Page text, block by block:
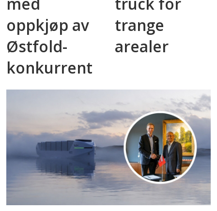
oppkjøp av
Østfold-
konkurrent
trange
arealer